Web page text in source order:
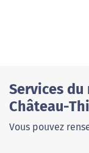
Services
Château-
Vous pouvez